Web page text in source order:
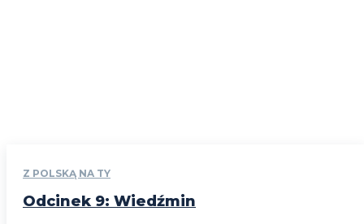
Z POLSKĄ NA TY
Odcinek 9: Wiedźmin